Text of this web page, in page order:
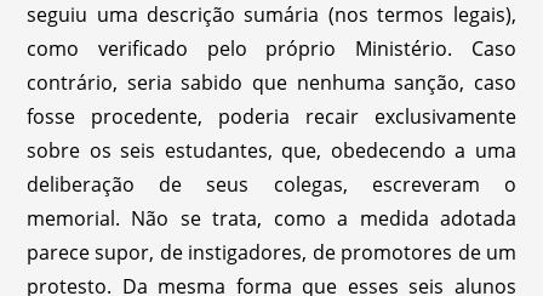
seguiu uma descrição sumária (nos termos legais),
como verificado pelo próprio Ministério. Caso
contrário, seria sabido que nenhuma sanção, caso
fosse procedente, poderia recair exclusivamente
sobre os seis estudantes, que, obedecendo a uma
deliberação de seus colegas, escreveram o
memorial. Não se trata, como a medida adotada
parece supor, de instigadores, de promotores de um
protesto. Da mesma forma que esses seis alunos